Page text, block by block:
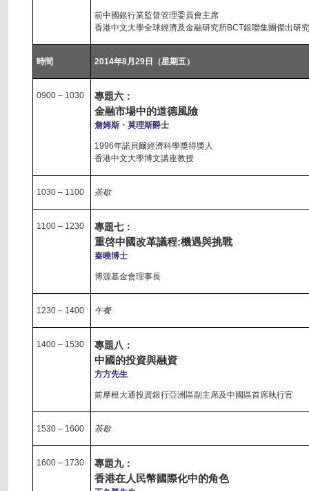
前中國銀行業監督管理委員會主席
香港中文大學全球經濟及金融研究所BCT銀聯集團傑出研
時間 2014年8月29日（星期五）
0900 – 1030 專題六：
金融市場中的道德風險
詹姆斯・莫理斯爵士
1996年諾貝爾經濟科學獎得獎人
香港中文大學博文講座教授
1030 – 1100 茶歇
1100 – 1230 專題七：
重啓中國改革議程:機遇與挑戰
秦曉博士
博源基金會理事長
1230 – 1400 午餐
1400 – 1530 專題八：
中國的投資與融資
方方先生
前摩根大通投資銀行亞洲區副主席及中國區首席執行官
1530 – 1600 茶歇
1600 – 1730 專題九：
香港在人民幣國際化中的角色